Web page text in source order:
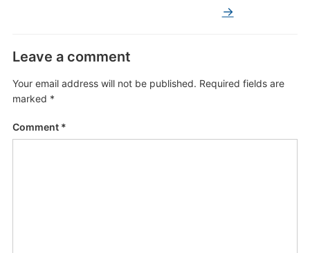
→
Leave a comment
Your email address will not be published. Required fields are
marked *
Comment *